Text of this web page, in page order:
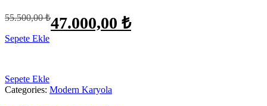
55.500,00₺
Orijinal
55.500,00 ₺.
47.000,00 ₺
Şu
fiyat:
Sepete Ekle
Sepete Ekle
Categories: Modern Karyola